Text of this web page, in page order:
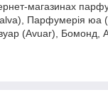
магазинах
Парфумерія юа
(Avuar), Бомонд,